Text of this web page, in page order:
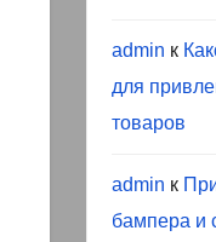
admin к
для
товаров
admin к
бампера и